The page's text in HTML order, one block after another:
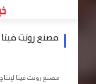
مصنع رونت
مصنع رونت فيتا